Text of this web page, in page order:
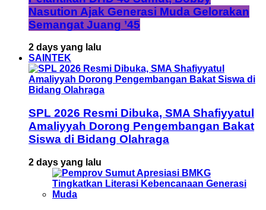
Nasution Ajak Generasi Muda Gelorakan
Semangat Juang ’45
2 days yang lalu
SAINTEK
SPL 2026 Resmi Dibuka, SMA Shafiyyatul
Amaliyyah Dorong Pengembangan Bakat
Siswa di Bidang Olahraga
2 days yang lalu